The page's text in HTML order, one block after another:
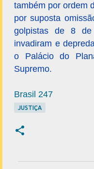
também por ordem
por suposta
golpistas de 8 de
invadiram e
o Palácio do
Supremo.
Brasil 247
JUSTIÇA